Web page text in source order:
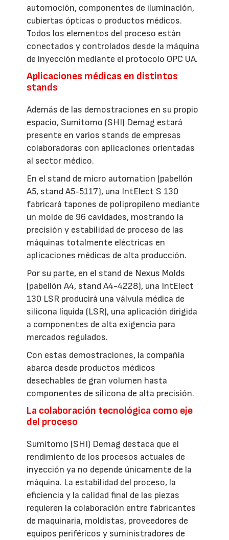
automoción, componentes de iluminación,
cubiertas ópticas o productos médicos.
Todos los elementos del proceso están
conectados y controlados desde la máquina
de inyección mediante el protocolo OPC UA.
Aplicaciones médicas en distintos
stands
Además de las demostraciones en su propio
espacio, Sumitomo (SHI) Demag estará
presente en varios stands de empresas
colaboradoras con aplicaciones orientadas
al sector médico.
En el stand de micro automation (pabellón
A5, stand A5-5117), una IntElect S 130
fabricará tapones de polipropileno mediante
un molde de 96 cavidades, mostrando la
precisión y estabilidad de proceso de las
máquinas totalmente eléctricas en
aplicaciones médicas de alta producción.
Por su parte, en el stand de Nexus Molds
(pabellón A4, stand A4-4228), una IntElect
130 LSR producirá una válvula médica de
silicona líquida (LSR), una aplicación dirigida
a componentes de alta exigencia para
mercados regulados.
Con estas demostraciones, la compañía
abarca desde productos médicos
desechables de gran volumen hasta
componentes de silicona de alta precisión.
La colaboración tecnológica como eje
del proceso
Sumitomo (SHI) Demag destaca que el
rendimiento de los procesos actuales de
inyección ya no depende únicamente de la
máquina. La estabilidad del proceso, la
eficiencia y la calidad final de las piezas
requieren la colaboración entre fabricantes
de maquinaria, moldistas, proveedores de
equipos periféricos y suministradores de